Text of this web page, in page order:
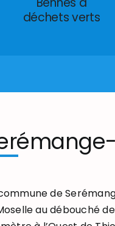
déchets verts
de
au débouché